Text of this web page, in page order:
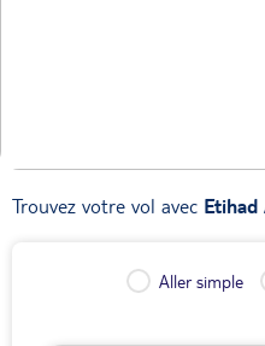
Trouvez votre vol avec Etihad
Aller simple